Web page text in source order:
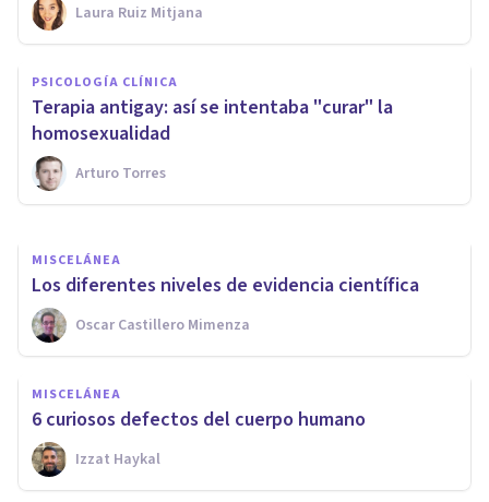
Laura Ruiz Mitjana
PSICOLOGÍA CLÍNICA
Terapia antigay: así se intentaba "curar" la
homosexualidad
Arturo Torres
MISCELÁNEA
Los 6 tipos de fuego, sus
características, y cómo
aparecen
Oscar Castillero Mimenza
MISCELÁNEA
Los diferentes niveles de evidencia científica
Oscar Castillero Mimenza
MISCELÁNEA
6 curiosos defectos del cuerpo humano
Izzat Haykal